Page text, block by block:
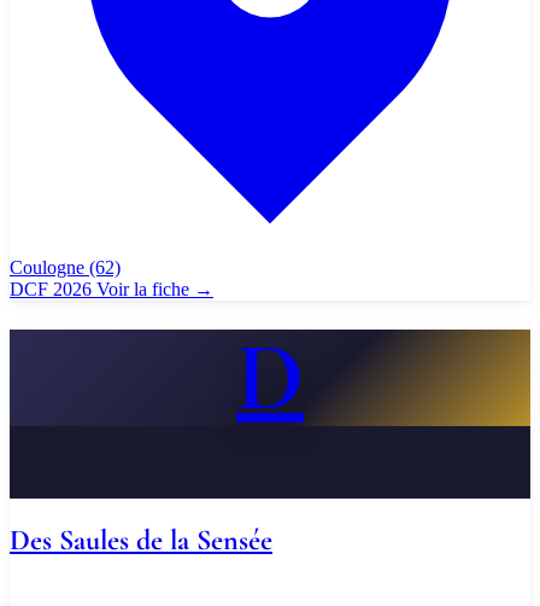
Coulogne (62)
DCF 2026 Voir la fiche →
D
Des Saules de la Sensée